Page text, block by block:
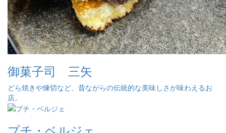
御菓子司 三矢
どら焼きや煉切など、昔ながらの伝統的な美味しさが味わえるお
店。